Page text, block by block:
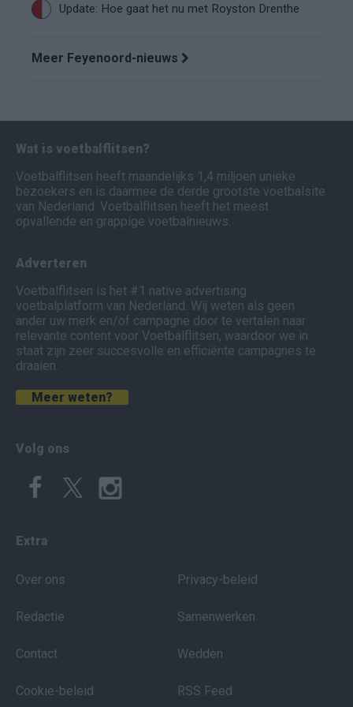
Update: Hoe gaat het nu met Royston Drenthe
Meer Feyenoord-nieuws
Wat is voetbalflitsen?
Voetbalflitsen heeft maandelijks 1,4 miljoen unieke
bezoekers en is daarmee de derde grootste voetbalsite
van Nederland. Voetbalflitsen heeft het meest
opvallende en grappige voetbalnieuws.
Adverteren
Voetbalflitsen is het #1 native advertising
voetbalplatform van Nederland. Wij weten als geen
ander uw merk en/of campagne door te vertalen naar
relevante content voor Voetbalflitsen, waardoor we in
staat zijn zeer succesvolle en efficiënte campagnes te
draaien.
Meer weten?
Volg ons
Extra
Over ons
Redactie
Contact
Cookie-beleid
Privacy-beleid
Samenwerken
Wedden
RSS Feed